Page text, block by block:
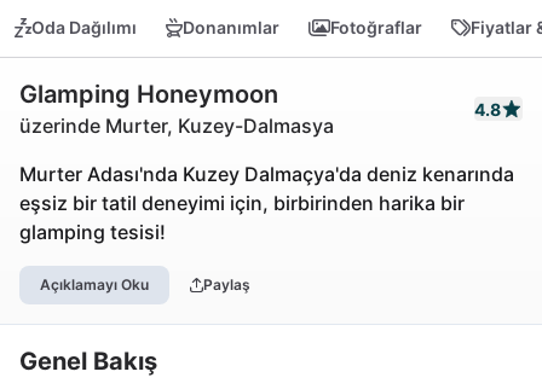
Oda Dağılımı Donanımlar Fotoğraflar Fiyatlar
Glamping Honeymoon
üzerinde Murter, Kuzey-Dalmasya
4.8
Murter Adası'nda Kuzey Dalmaçya'da deniz kenarında
eşsiz bir tatil deneyimi için, birbirinden harika bir
glamping tesisi!
Açıklamayı Oku Paylaş
Genel Bakış